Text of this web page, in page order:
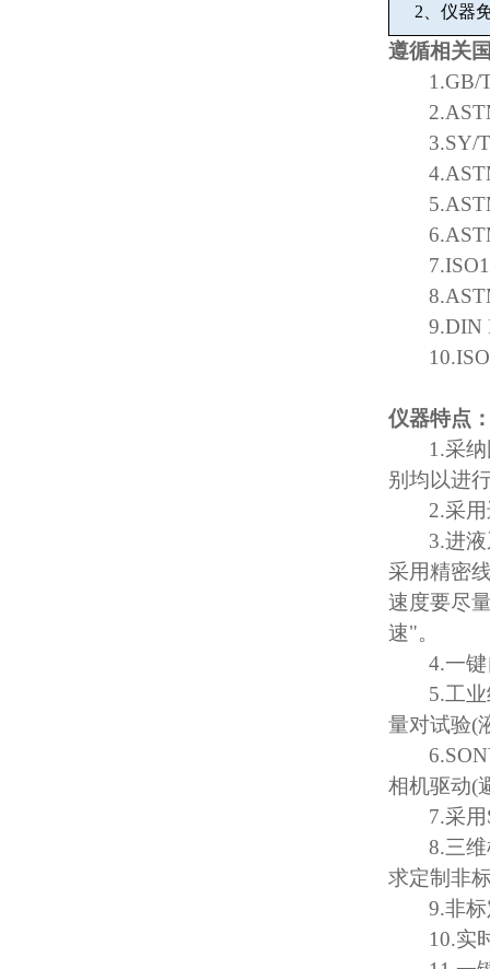
2 、仪器
遵循相关
1.GB/
3.SY/
9.DIN
仪器特点
1.采
别均以进
2.采
3.进
采用精密
速度要尽
速"。
4.一
5.工
量对试验(
相机驱动(
7.采用
8.三
求定制非
9.非
10.实